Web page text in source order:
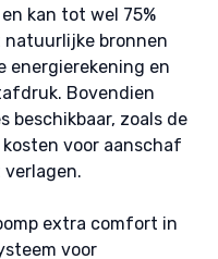
kan tot wel 75%
bronnen
energierekening en
Bovendien
beschikbaar, zoals de
kosten voor aanschaf
extra comfort in
voor